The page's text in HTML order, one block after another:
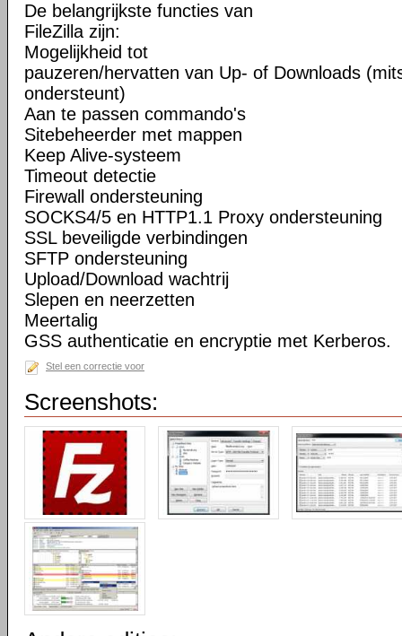
De belangrijkste functies van
FileZilla zijn:
Mogelijkheid tot
pauzeren/hervatten van Up- of Downloads
ondersteunt)
Aan te passen commando's
Sitebeheerder met mappen
Keep Alive-systeem
Timeout detectie
Firewall ondersteuning
SOCKS4/5 en HTTP1.1 Proxy ondersteuning
SSL beveiligde verbindingen
SFTP ondersteuning
Upload/Download wachtrij
Slepen en neerzetten
Meertalig
GSS authenticatie en encryptie met Kerberos.
Stel een correctie voor
Screenshots: